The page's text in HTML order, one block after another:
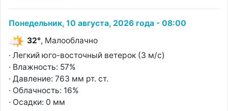
Понедельник, 10 августа, 2026 года - 08:00
32°, Малооблачно
· Легкий юго-восточный ветерок (3 м/с)
· Влажность: 57%
· Давление: 763 мм рт. ст.
· Облачность: 16%
· Осадки: 0 мм